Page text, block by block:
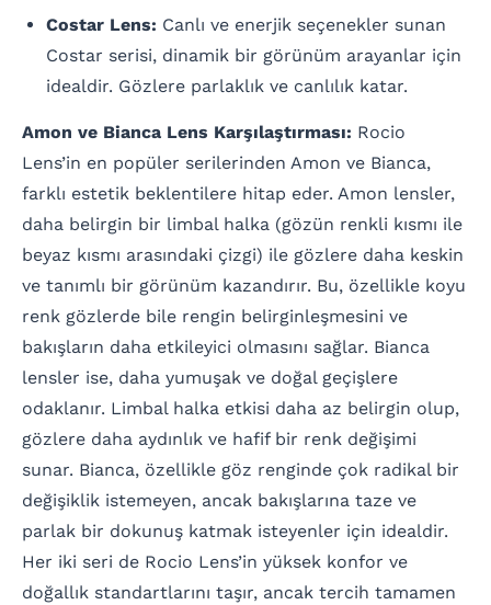
Costar Lens: Canlı ve enerjik seçenekler sunan
Costar serisi, dinamik bir görünüm arayanlar için
idealdir. Gözlere parlaklık ve canlılık katar.
Amon ve Bianca Lens Karşılaştırması: Rocio
Lens’in en popüler serilerinden Amon ve Bianca,
farklı estetik beklentilere hitap eder. Amon lensler,
daha belirgin bir limbal halka (gözün renkli kısmı ile
beyaz kısmı arasındaki çizgi) ile gözlere daha keskin
ve tanımlı bir görünüm kazandırır. Bu, özellikle koyu
renk gözlerde bile rengin belirginleşmesini ve
bakışların daha etkileyici olmasını sağlar. Bianca
lensler ise, daha yumuşak ve doğal geçişlere
odaklanır. Limbal halka etkisi daha az belirgin olup,
gözlere daha aydınlık ve hafif bir renk değişimi
sunar. Bianca, özellikle göz renginde çok radikal bir
değişiklik istemeyen, ancak bakışlarına taze ve
parlak bir dokunuş katmak isteyenler için idealdir.
Her iki seri de Rocio Lens’in yüksek konfor ve
doğallık standartlarını taşır, ancak tercih tamamen